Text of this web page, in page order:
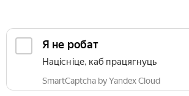
Я не робат
Націсніце, каб працягнуць
SmartCaptcha by Yandex Cloud